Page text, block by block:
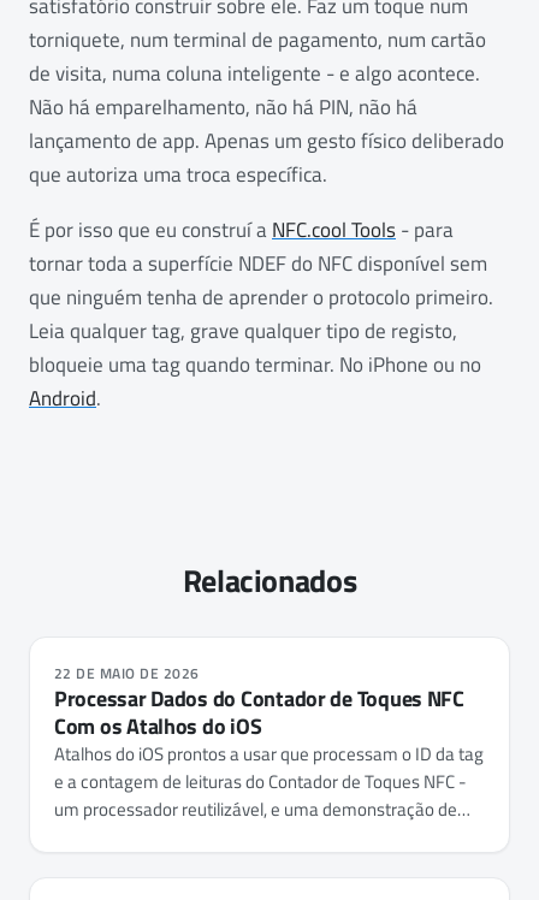
torniquete, num terminal de pagamento, num cartão
de visita, numa coluna inteligente - e algo acontece.
Não há emparelhamento, não há PIN, não há
lançamento de app. Apenas um gesto físico deliberado
que autoriza uma troca específica.
É por isso que eu construí aNFC.cool Tools- para
tornar toda a superfície NDEF do NFC disponível sem
que ninguém tenha de aprender o protocolo primeiro.
Leia qualquer tag, grave qualquer tipo de registo,
bloqueie uma tag quando terminar. No iPhone ou no
Android.
Relacionados
22 DE MAIO DE 2026
Processar Dados do Contador de Toques NFC
Com os Atalhos do iOS
Atalhos do iOS prontos a usar que processam o ID da tag
e a contagem de leituras do Contador de Toques NFC -
um processador reutilizável, e uma demonstração de